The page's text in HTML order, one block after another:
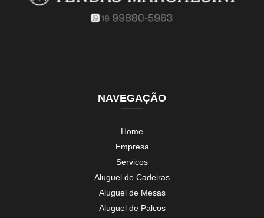
NAVEGAÇÃO
Home
Empresa
Servicos
Aluguel de Cadeiras
Aluguel de Mesas
Aluguel de Palcos